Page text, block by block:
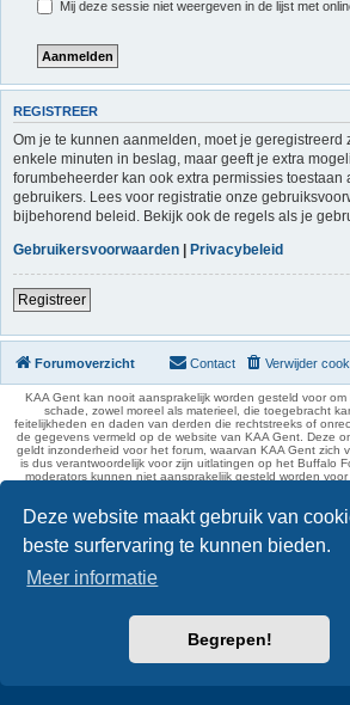
Deze website maakt gebruik van
beste surfervaring te kunnen bieden.
Meer informatie
Begrepen!
Mij deze sessie niet weergeven in de lijst met
REGISTREER
Om je te kunnen aanmelden, moet je geregistreerd
enkele minuten in beslag, maar geeft je extra
forumbeheerder kan ook extra permissies toestaan
gebruikers. Lees voor registratie onze
bijbehorend beleid. Bekijk ook de regels als je
Gebruikersvoorwaarden | Privacybeleid
Registreer
Forumoverzicht Verwijder
Contact
KAA Gent kan nooit aansprakelijk worden gesteld voor
schade, zowel moreel als materieel, die toegebracht
feitelijkheden en daden van derden die rechtstreeks of
de gegevens vermeld op de website van KAA Gent. Deze
geldt inzonderheid voor het forum, waarvan KAA Gent zich
is dus verantwoordelijk voor zijn uitlatingen op het Buffalo
moderators kunnen niet aansprakelijk gesteld worden